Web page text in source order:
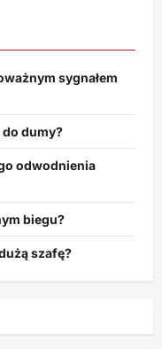
sygnałem
dumy?
odwodnienia
biegu?
szafę?